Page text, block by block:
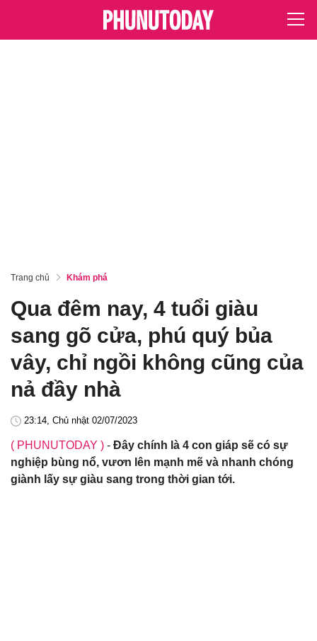
Trang chủ Khám phá
Qua đêm nay, 4 tuổi giàu
sang gõ cửa, phú quý bủa
vây, chỉ ngồi không cũng của
nả đầy nhà
23:14, Chủ nhật 02/07/2023
( PHUNUTODAY ) - Đây chính là 4 con giáp sẽ có sự
nghiệp bùng nổ, vươn lên mạnh mẽ và nhanh chóng
giành lấy sự giàu sang trong thời gian tới.